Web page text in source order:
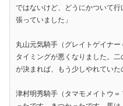
ではないけど、どうにかついて
張っていました」
丸山元気騎手（グレイトゲイナー
タイミングが悪くなりました。
が決まれば、もう少しやれていた
津村明秀騎手（タマモメイトウ